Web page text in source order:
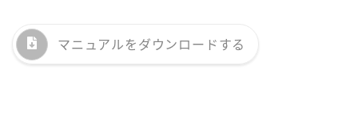
マニュアルをダウンロードする